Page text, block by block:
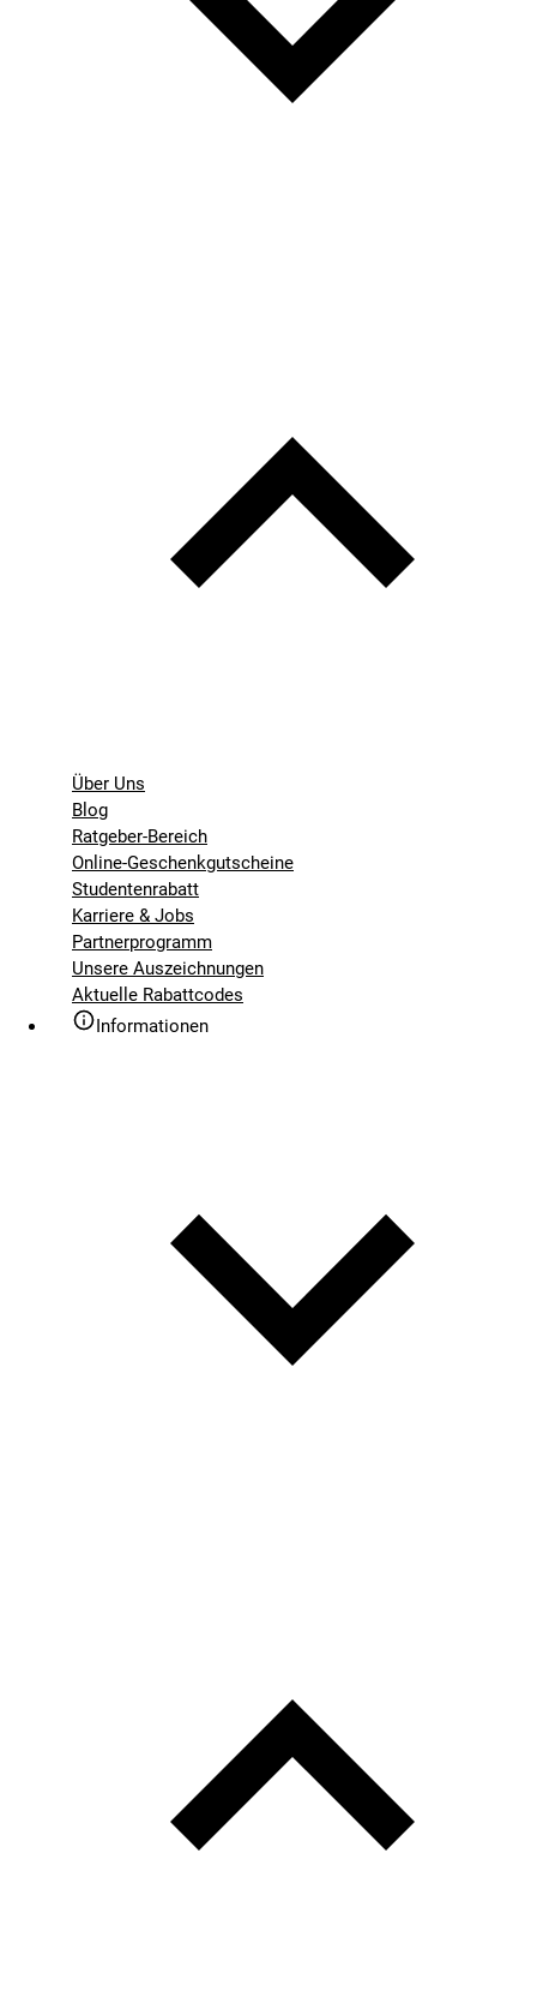
Über Uns
Blog
Ratgeber-Bereich
Online-Geschenkgutscheine
Studentenrabatt
Karriere & Jobs
Partnerprogramm
Unsere Auszeichnungen
Aktuelle Rabattcodes
Informationen